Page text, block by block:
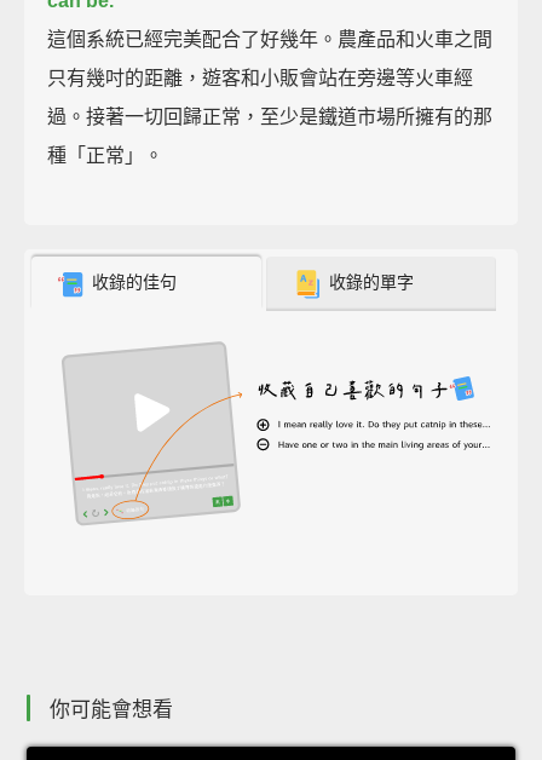
這個系統已經完美配合了好幾年。農產品和火車之間
只有幾吋的距離，遊客和小販會站在旁邊等火車經
過。接著一切回歸正常，至少是鐵道市場所擁有的那
種「正常」。
收錄的佳句 收錄的單字
你可能會想看